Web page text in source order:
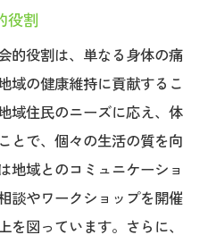
役割
的役割は、単なる身体の痛
域の健康維持に貢献するこ
域住民のニーズに応え、体
とで、個々の生活の質を向
地域とのコミュニケーショ
談やワークショップを開催
図っています。さらに、